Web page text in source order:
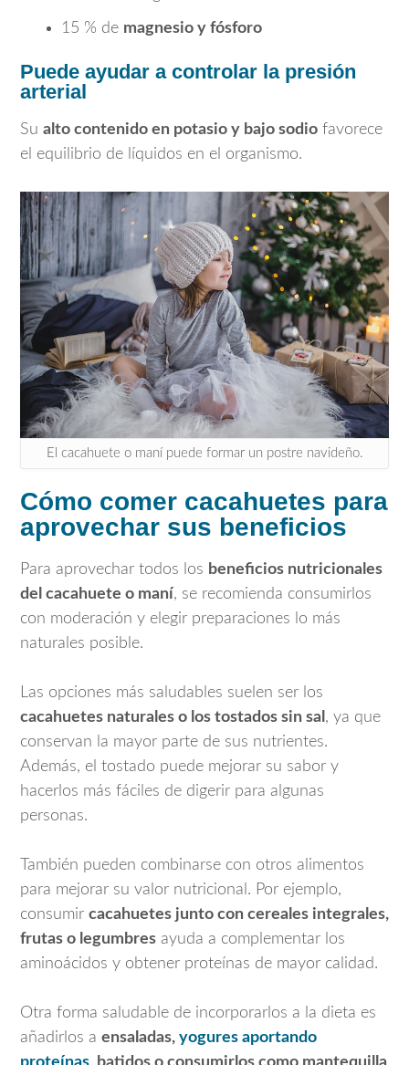
15 % de magnesio y fósforo
Puede ayudar a controlar la presión
arterial
Su alto contenido en potasio y bajo sodio favorece
el equilibrio de líquidos en el organismo.
El cacahuete o maní puede formar un postre navideño.
Cómo comer cacahuetes para
aprovechar sus beneficios
Para aprovechar todos los beneficios nutricionales
del cacahuete o maní, se recomienda consumirlos
con moderación y elegir preparaciones lo más
naturales posible.
Las opciones más saludables suelen ser los
cacahuetes naturales o los tostados sin sal , ya que
conservan la mayor parte de sus nutrientes.
Además, el tostado puede mejorar su sabor y
hacerlos más fáciles de digerir para algunas
personas.
También pueden combinarse con otros alimentos
para mejorar su valor nutricional. Por ejemplo,
consumir cacahuetes junto con cereales integrales,
frutas o legumbres ayuda a complementar los
aminoácidos y obtener proteínas de mayor calidad.
Otra forma saludable de incorporarlos a la dieta es
añadirlos a ensaladas, yogures aportando